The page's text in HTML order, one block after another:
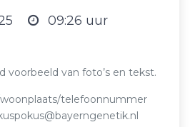
09:26 uur
voorbeeld van foto’s en tekst.
telefoonnummer